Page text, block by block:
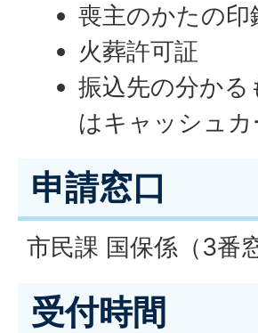
喪主のかたの印
火葬許可証
振込先の分か
はキャッシュカ
申請窓口
市民課 国保係（3番
受付時間